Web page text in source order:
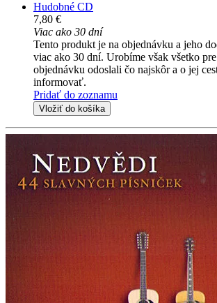
Hudobné CD
7,80 €
Viac ako 30 dní
Tento produkt je na objednávku a jeho
viac ako 30 dní. Urobíme však všetko
objednávku odoslali čo najskôr a o jej
informovať.
Pridať do zoznamu
Vložiť do košíka